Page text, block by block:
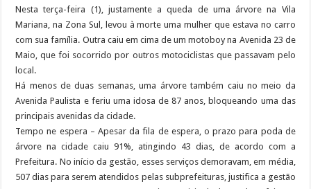
Nesta terça-feira (1), justamente a queda de uma árvore na Vila
Mariana, na Zona Sul, levou à morte uma mulher que estava no carro
com sua família. Outra caiu em cima de um motoboy na Avenida 23 de
Maio, que foi socorrido por outros motociclistas que passavam pelo
local.
Há menos de duas semanas, uma árvore também caiu no meio da
Avenida Paulista e feriu uma idosa de 87 anos, bloqueando uma das
principais avenidas da cidade.
Tempo ne espera – Apesar da fila de espera, o prazo para poda de
árvore na cidade caiu 91%, atingindo 43 dias, de acordo com a
Prefeitura. No início da gestão, esses serviços demoravam, em média,
507 dias para serem atendidos pelas subprefeituras, justifica a gestão